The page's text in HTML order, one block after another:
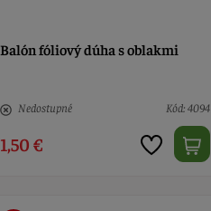
Balón fóliový dúha s oblakmi
Nedostupné Kód: 4094
1,50 €